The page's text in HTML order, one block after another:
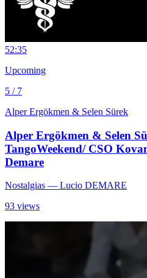
52:35
Upcoming
5 / 7
Alper Ergökmen & Selen Sürek
Alper Ergökmen & Selen
TangoWeekend/ CSO
Demare
Nostalgias — Lucio DEMARE
93 views